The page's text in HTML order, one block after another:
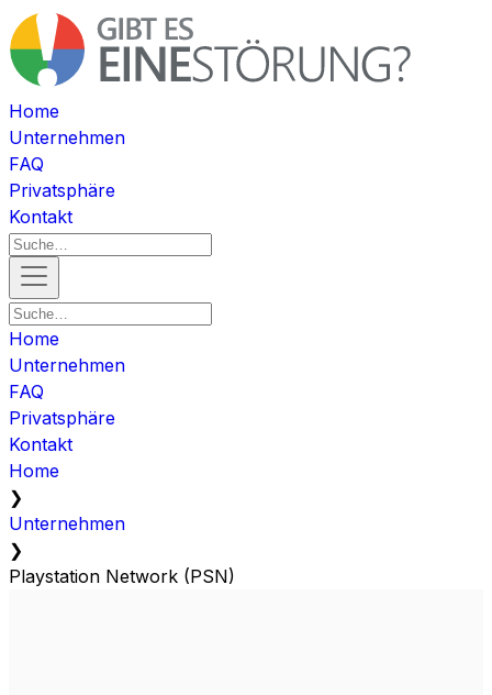
Home
Unternehmen
FAQ
Privatsphäre
Kontakt
Home
Unternehmen
FAQ
Privatsphäre
Kontakt
Home
❯
Unternehmen
❯
Playstation Network (PSN)